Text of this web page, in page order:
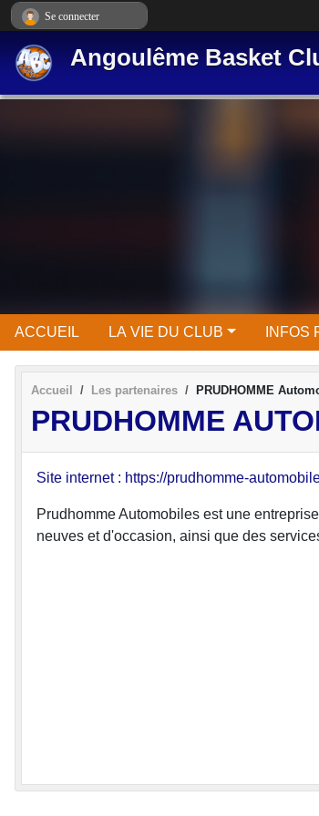
Angoulême Basket
ACCUEIL LA VIE DU CLUB INFOS
Accueil Les partenaires PRUDHOMME
PRUDHOMME
Site internet : https://prudhomme-
Prudhomme Automobiles est une
neuves et d'occasion, ainsi que des
Se connecter
Panneau de gestion des cookies